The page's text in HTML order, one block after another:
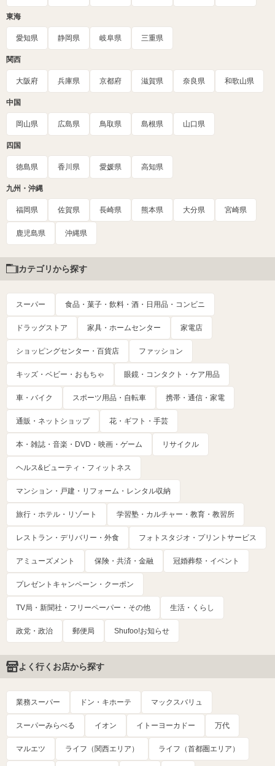
東海
愛知県 静岡県 岐阜県 三重県
関西
大阪府 兵庫県 京都府 滋賀県 奈良県 和歌山県
中国
岡山県 広島県 鳥取県 島根県 山口県
四国
徳島県 香川県 愛媛県 高知県
九州・沖縄
福岡県 佐賀県 長崎県 熊本県 大分県 宮崎県
鹿児島県 沖縄県
カテゴリから探す
スーパー 食品・菓子・飲料・酒・日用品・コンビニ
ドラッグストア 家具・ホームセンター 家電店
ショッピングセンター・百貨店 ファッション
キッズ・ベビー・おもちゃ 眼鏡・コンタクト・ケア用品
車・バイク スポーツ用品・自転車 携帯・通信・家電
通販・ネットショップ 花・ギフト・手芸
本・雑誌・音楽・DVD・映画・ゲーム リサイクル
ヘルス&ビューティ・フィットネス
マンション・戸建・リフォーム・レンタル収納
旅行・ホテル・リゾート 学習塾・カルチャー・教育・教習所
レストラン・デリバリー・外食 フォトスタジオ・プリントサービス
アミューズメント 保険・共済・金融 冠婚葬祭・イベント
プレゼントキャンペーン・クーポン
TV局・新聞社・フリーペーパー・その他 生活・くらし
政党・政治 郵便局 Shufoo!お知らせ
よく行くお店から探す
業務スーパー ドン・キホーテ マックスバリュ
スーパーみらべる イオン イトーヨーカドー 万代
マルエツ ライフ（関西エリア） ライフ（首都圏エリア）